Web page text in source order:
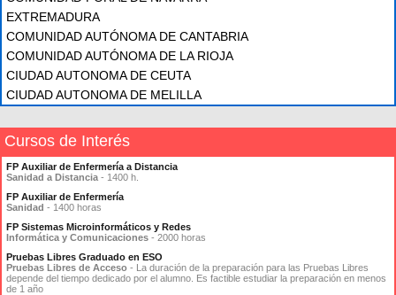
EXTREMADURA
COMUNIDAD AUTÓNOMA DE CANTABRIA
COMUNIDAD AUTÓNOMA DE LA RIOJA
CIUDAD AUTONOMA DE CEUTA
CIUDAD AUTONOMA DE MELILLA
Cursos de Interés
FP Auxiliar de Enfermería a Distancia
Sanidad a Distancia - 1400 h.
FP Auxiliar de Enfermería
Sanidad - 1400 horas
FP Sistemas Microinformáticos y Redes
Informática y Comunicaciones - 2000 horas
Pruebas Libres Graduado en ESO
Pruebas Libres de Acceso - La duración de la preparación para las Pruebas Libres
depende del tiempo dedicado por el alumno. Es factible estudiar la preparación en menos
de 1 año